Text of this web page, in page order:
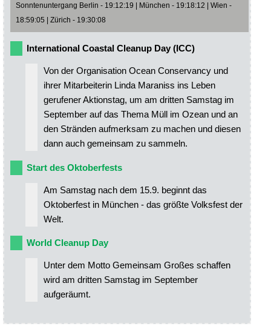
Sonntenuntergang Berlin - 19:12:19 | München - 19:18:12 | Wien -
18:59:05 | Zürich - 19:30:08
International Coastal Cleanup Day (ICC)
Von der Organisation Ocean Conservancy und
ihrer Mitarbeiterin Linda Maraniss ins Leben
gerufener Aktionstag, um am dritten Samstag im
September auf das Thema Müll im Ozean und an
den Stränden aufmerksam zu machen und diesen
dann auch gemeinsam zu sammeln.
Start des Oktoberfests
Am Samstag nach dem 15.9. beginnt das
Oktoberfest in München - das größte Volksfest der
Welt.
World Cleanup Day
Unter dem Motto Gemeinsam Großes schaffen
wird am dritten Samstag im September
aufgeräumt.